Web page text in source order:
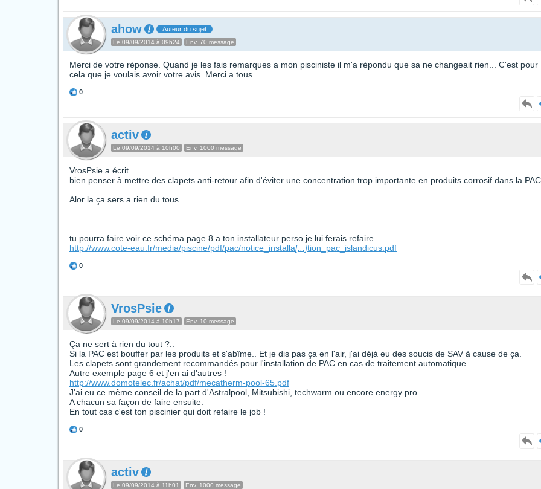
ahow Auteur du sujet
Le 09/09/2014 à 09h24 Env. 70 message
Merci de votre réponse. Quand je les fais remarques a mon pisciniste il m'a répondu que sa ne changeait rien... C'est pour
cela que je voulais avoir votre avis. Merci a tous
0
activ
Le 09/09/2014 à 10h00 Env. 1000 message
VrosPsie a écrit
bien penser à mettre des clapets anti-retour afin d'éviter une concentration trop importante en produits corrosif dans la PAC
Alor la ça sers a rien du tous
tu pourra faire voir ce schéma page 8 a ton installateur perso je lui ferais refaire
http://www.cote-eau.fr/media/piscine/pdf/pac/notice_installa[...]tion_pac_islandicus.pdf
0
VrosPsie
Le 09/09/2014 à 10h17 Env. 10 message
Ça ne sert à rien du tout ?..
Si la PAC est bouffer par les produits et s'abîme.. Et je dis pas ça en l'air, j'ai déjà eu des soucis de SAV à cause de ça.
Les clapets sont grandement recommandés pour l'installation de PAC en cas de traitement automatique
Autre exemple page 6 et j'en ai d'autres !
http://www.domotelec.fr/achat/pdf/mecatherm-pool-65.pdf
J'ai eu ce même conseil de la part d'Astralpool, Mitsubishi, techwarm ou encore energy pro.
A chacun sa façon de faire ensuite.
En tout cas c'est ton piscinier qui doit refaire le job !
0
activ
Le 09/09/2014 à 11h01 Env. 1000 message